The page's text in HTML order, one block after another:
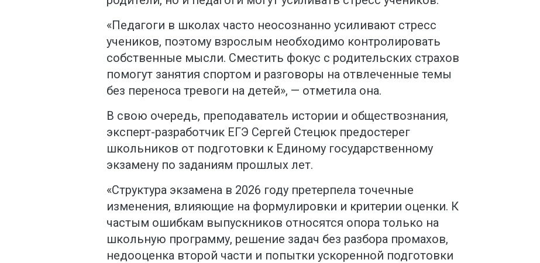
«Педагоги в школах часто неосознанно усиливают стресс
учеников, поэтому взрослым необходимо контролировать
собственные мысли. Сместить фокус с родительских страхов
помогут занятия спортом и разговоры на отвлеченные темы
без переноса тревоги на детей», — отметила она.
В свою очередь, преподаватель истории и обществознания,
эксперт-разработчик ЕГЭ Сергей Стецюк предостерег
школьников от подготовки к Единому государственному
экзамену по заданиям прошлых лет.
«Структура экзамена в 2026 году претерпела точечные
изменения, влияющие на формулировки и критерии оценки. К
частым ошибкам выпускников относятся опора только на
школьную программу, решение задач без разбора промахов,
недооценка второй части и попытки ускоренной подготовки